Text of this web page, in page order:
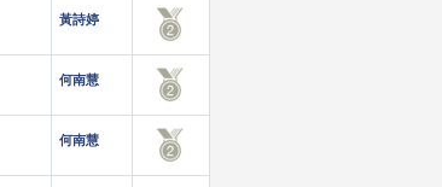
黃詩婷
何南慧
何南慧